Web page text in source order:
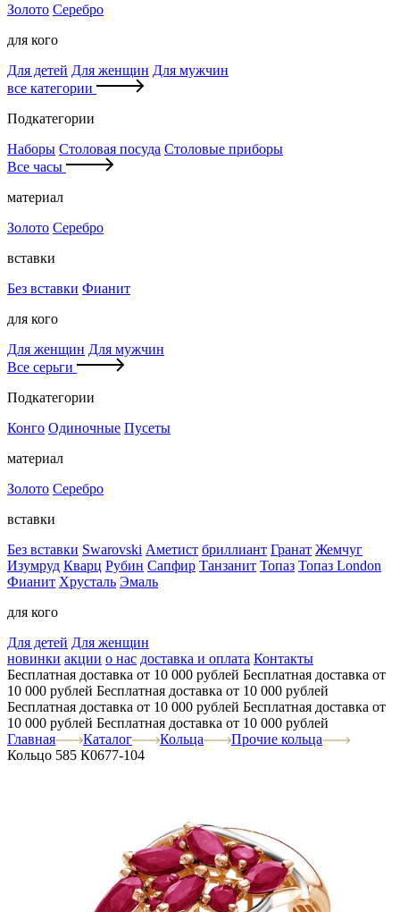
Золото Серебро
для кого
Для детей Для женщин Для мужчин
все категории
Подкатегории
Наборы Столовая посуда Столовые приборы
Все часы
материал
Золото Серебро
вставки
Без вставки Фианит
для кого
Для женщин Для мужчин
Все серьги
Подкатегории
Конго Одиночные Пусеты
материал
Золото Серебро
вставки
Без вставки Swarovski Аметист бриллиант Гранат Жемчуг
Изумруд Кварц Рубин Сапфир Танзанит Топаз Топаз London
Фианит Хрусталь Эмаль
для кого
Для детей Для женщин
новинки акции о нас доставка и оплата Контакты
Бесплатная доставка от 10 000 рублей Бесплатная доставка от
10 000 рублей Бесплатная доставка от 10 000 рублей
Бесплатная доставка от 10 000 рублей Бесплатная доставка от
10 000 рублей Бесплатная доставка от 10 000 рублей
Главная
Каталог Кольца
Прочие кольца
Кольцо 585 К0677-104